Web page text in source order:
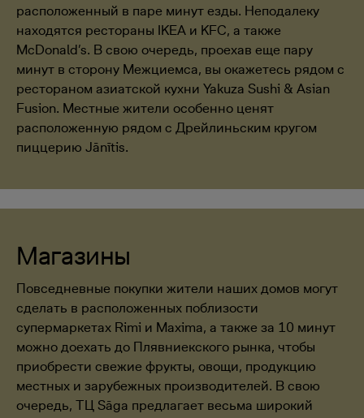
расположенный в паре минут езды. Неподалеку
находятся рестораны IKEA и KFC, а также
McDonald’s. В свою очередь, проехав еще пару
минут в сторону Межциемса, вы окажетесь рядом с
рестораном азиатской кухни Yakuza Sushi & Asian
Fusion. Местные жители особенно ценят
расположенную рядом с Дрейлиньским кругом
пиццерию Jānītis.
Магазины
Повседневные покупки жители наших домов могут
сделать в расположенных поблизости
супермаркетах Rimi и Maxima, а также за 10 минут
можно доехать до Плявниекского рынка, чтобы
приобрести свежие фрукты, овощи, продукцию
местных и зарубежных производителей. В свою
очередь, ТЦ Sāga предлагает весьма широкий